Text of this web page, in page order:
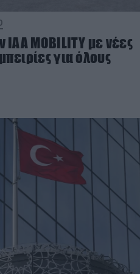
IAA MOBILITY με νέες
για όλους